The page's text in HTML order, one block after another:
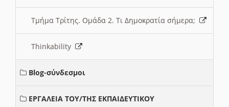
Τμήμα Τρίτης. Ομάδα 2. Τι Δημοκρατία σήμερα;
Thinkability
Blog-σύνδεσμοι
ΕΡΓΑΛΕΙΑ ΤΟΥ/ΤΗΣ ΕΚΠΑΙΔΕΥΤΙΚΟΥ